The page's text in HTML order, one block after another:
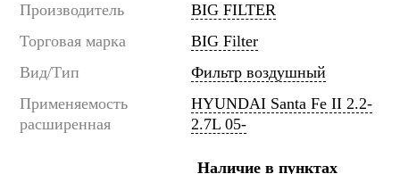
Производитель
BIG FILTER
Торговая марка
BIG Filter
Вид/Тип
Фильтр воздушный
Применяемость
расширенная
HYUNDAI Santa Fe II 2.2-
2.7L 05-
Наличие в пунктах